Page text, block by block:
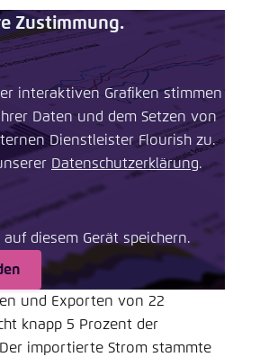
Zustimmung.
interaktiven Grafiken stimmen
Daten und dem Setzen von
Dienstleister Flourish zu.
Datenschutzerklärung.
diesem Gerät speichern.
und Exporten von 22
knapp 5 Prozent der
importierte Strom stammte